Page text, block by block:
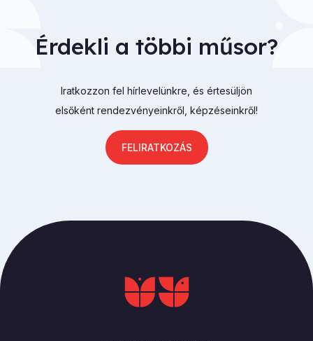
Érdekli a többi műsor?
Iratkozzon fel hírlevelünkre, és értesüljön
elsőként rendezvényeinkről, képzéseinkről!
FELIRATKOZÁS